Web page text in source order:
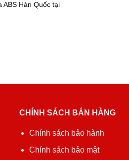
ABS Hàn Quốc tại
CHÍNH SÁCH BÁN HÀNG
Chính sách bảo hành
Chính sách bảo mật